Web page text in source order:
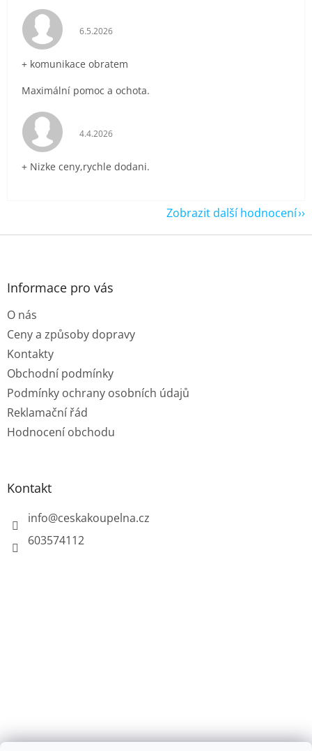
Hodnocení obchodu je 5 z 5 hvězdiček.
6.5.2026
+ komunikace obratem
Maximální pomoc a ochota.
Hodnocení obchodu je 5 z 5 hvězdiček.
4.4.2026
+ Nizke ceny,rychle dodani.
Zobrazit další hodnocení
Z
Informace pro vás
O nás
Ceny a způsoby dopravy
Kontakty
Obchodní podmínky
Podmínky ochrany osobních údajů
Reklamační řád
Hodnocení obchodu
Kontakt
info@ceskakoupelna.cz
603574112